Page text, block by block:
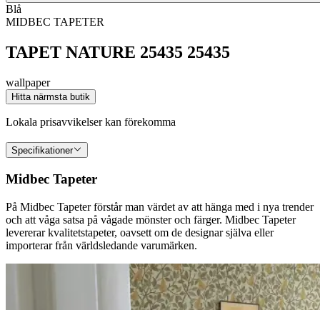
Blå
MIDBEC TAPETER
TAPET NATURE 25435 25435
wallpaper
Hitta närmsta butik
Lokala prisavvikelser kan förekomma
Specifikationer
Midbec Tapeter
På Midbec Tapeter förstår man värdet av att hänga med i nya trender
och att våga satsa på vågade mönster och färger. Midbec Tapeter
levererar kvalitetstapeter, oavsett om de designar själva eller
importerar från världsledande varumärken.